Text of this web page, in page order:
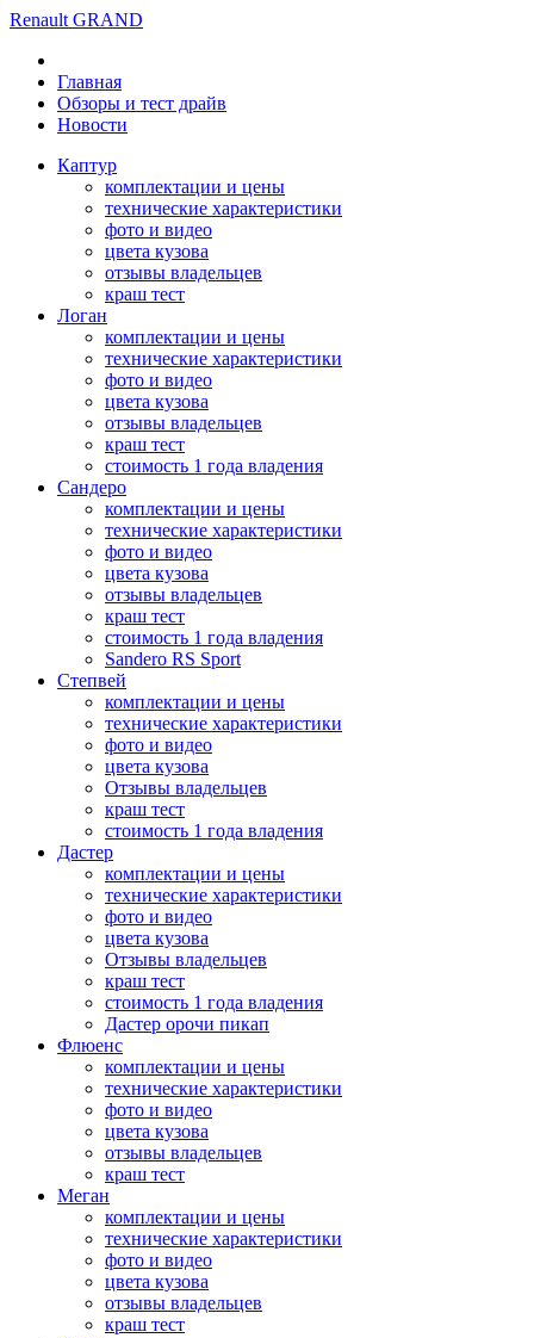
Renault GRAND
Главная
Обзоры и тест драйв
Новости
Каптур
комплектации и цены
технические характеристики
фото и видео
цвета кузова
отзывы владельцев
краш тест
Логан
комплектации и цены
технические характеристики
фото и видео
цвета кузова
отзывы владельцев
краш тест
стоимость 1 года владения
Сандеро
комплектации и цены
технические характеристики
фото и видео
цвета кузова
отзывы владельцев
краш тест
стоимость 1 года владения
Sandero RS Sport
Степвей
комплектации и цены
технические характеристики
фото и видео
цвета кузова
Отзывы владельцев
краш тест
стоимость 1 года владения
Дастер
комплектации и цены
технические характеристики
фото и видео
цвета кузова
Отзывы владельцев
краш тест
стоимость 1 года владения
Дастер орочи пикап
Флюенс
комплектации и цены
технические характеристики
фото и видео
цвета кузова
отзывы владельцев
краш тест
Меган
комплектации и цены
технические характеристики
фото и видео
цвета кузова
отзывы владельцев
краш тест